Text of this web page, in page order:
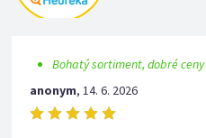
Bohatý sortiment, dobré ceny
anonym,14. 6. 2026